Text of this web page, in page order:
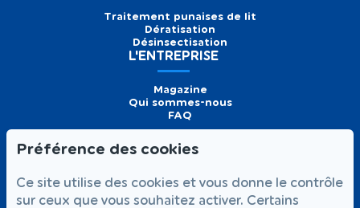
Traitement punaises de lit
Dératisation
Désinsectisation
L'ENTREPRISE
Magazine
Qui sommes-nous
FAQ
01 56 93 60 26
Formulaire de
contact
Prendre
rendez-vous
Préférence des cookies
Ce site utilise des cookies et vous donne le contrôle
sur ceux que vous souhaitez activer. Certains